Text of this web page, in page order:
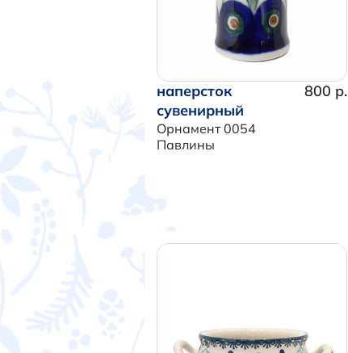
наперсток
сувенирный
Орнамент 0054
Павлины
800 р.